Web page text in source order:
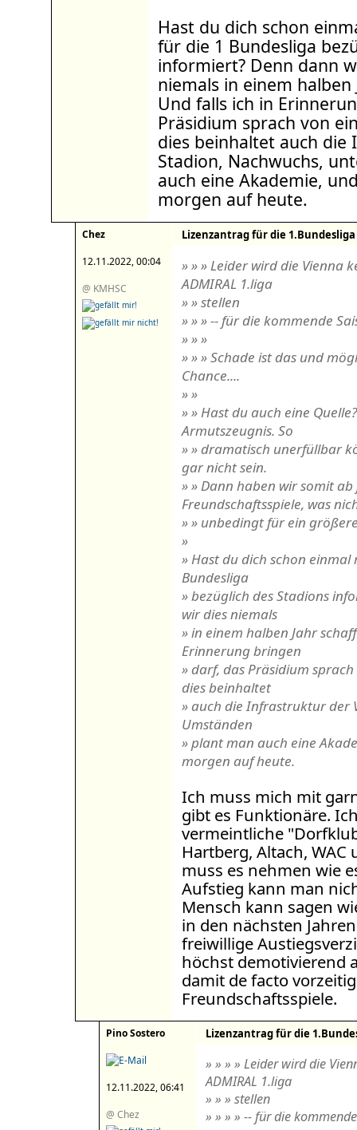
Hast du dich schon
für die 1 Bundesliga
informiert? Denn dann
niemals in einem
Und falls ich in
Präsidium sprach von
dies beinhaltet auch
Stadion, Nachwuchs,
auch eine Akademie,
morgen auf heute.
Chez
12.11.2022, 00:04
@ KMHSC
Lizenzantrag für die 1.Bundesliga
» » » Leider wird die Vienna
ADMIRAL 1.liga
» » stellen
» » » -- für die kommende
» » »
» » » Schade ist das und
Chance....
» »
» » Hast du auch eine
Armutszeugnis. So
» » dramatisch unerfüllbar
gar nicht sein.
» » Dann haben wir somit
Freundschaftsspiele, was
» » unbedingt für ein
»
» Hast du dich schon
Bundesliga
» bezüglich des Stadions
wir dies niemals
» in einem halben Jahr
Erinnerung bringen
» darf, das Präsidium
dies beinhaltet
» auch die Infrastruktur der
Umständen
» plant man auch eine
morgen auf heute.
Ich muss mich mit
gibt es Funktionäre.
vermeintliche
Hartberg, Altach, WAC
muss es nehmen wie
Aufstieg kann man
Mensch kann sagen
in den nächsten
freiwillige
höchst demotivierend
damit de facto
Freundschaftsspiele.
Pino Sostero
12.11.2022, 06:41
@ Chez
Lizenzantrag für die
» » » » Leider wird die
ADMIRAL 1.liga
» » » stellen
» » » » -- für die